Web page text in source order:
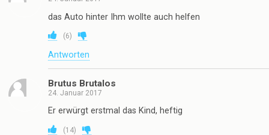
das Auto hinter Ihm wollte auch helfen
(6)
Antworten
Brutus Brutalos
24. Januar 2017
Er erwürgt erstmal das Kind, heftig
(14)